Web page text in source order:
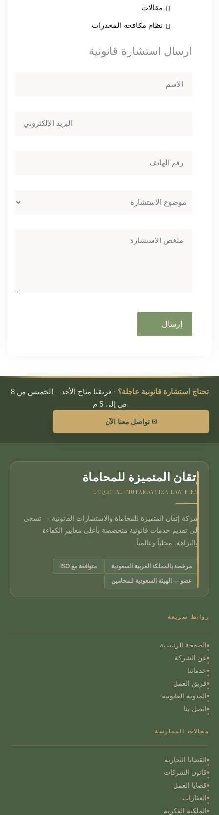
مقالات
نظام مكافحة المخدرات
ارسال استشارة قانونية
تحتاج استشارة قانونية عاجلة؟ ·
فريقنا متاح الأحد – الخميس من 8
ص إلى 5 م
✉ تواصل معنا الآن
إتقان المتميزة للمحاماة
ETQAN AL-MUTAMAYYIZA LAW FIRM
شركة إتقان المتميزة للمحاماة والاستشارات القانونية — تسعى
إلى تقديم خدمات قانونية متخصصة بأعلى معايير الكفاءة
والنزاهة، محلياً وعالمياً.
مرخصة بالمملكة العربية السعودية متوافقة مع ISO
عضو — الهيئة السعودية للمحامين
روابط سريعة
الصفحة الرئيسية
عن الشركة
خدماتنا
فريق العمل
المدونة القانونية
اتصل بنا
مجالات الممارسة
القضايا التجارية
قانون الشركات
قضايا العمل
العقارات
الملكية الفكرية